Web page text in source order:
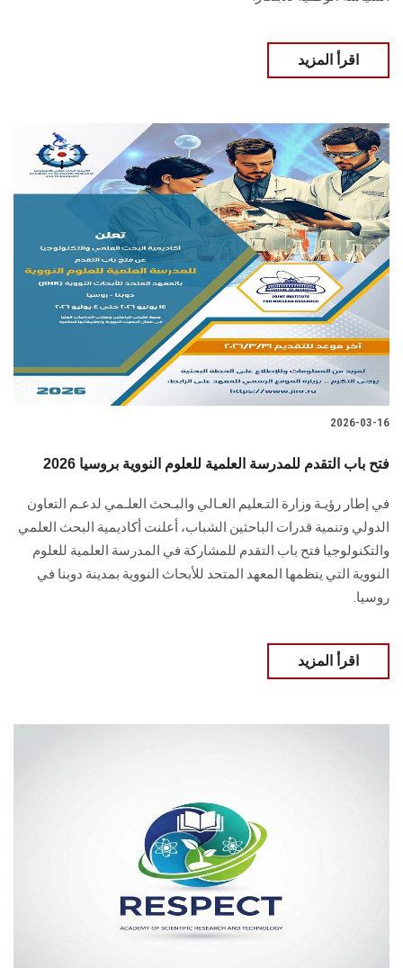
اقرأ المزيد
2026-03-16
فتح باب التقدم للمدرسة العلمية للعلوم النووية بروسيا 2026
في إطار رؤيـة وزارة التـعليم العـالي والبـحث العلـمي لدعـم التعاون
الدولي وتنمية قدرات الباحثين الشباب، أعلنت أكاديمية البحث العلمي
والتكنولوجيا فتح باب التقدم للمشاركة في المدرسة العلمية للعلوم
النووية التي ينظمها المعهد المتحد للأبحاث النووية بمدينة دوبنا في
روسيا.
اقرأ المزيد